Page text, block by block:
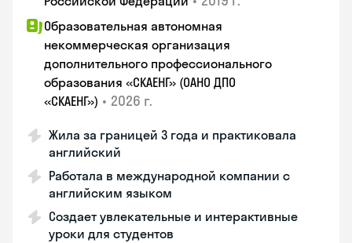
Образовательная автономная
некоммерческая организация
дополнительного профессионального
образования «СКАЕНГ» (ОАНО ДПО
«СКАЕНГ») • 2026 г.
Жила за границей 3 года и практиковала
английский
Работала в международной компании с
английским языком
Создает увлекательные и интерактивные
уроки для студентов